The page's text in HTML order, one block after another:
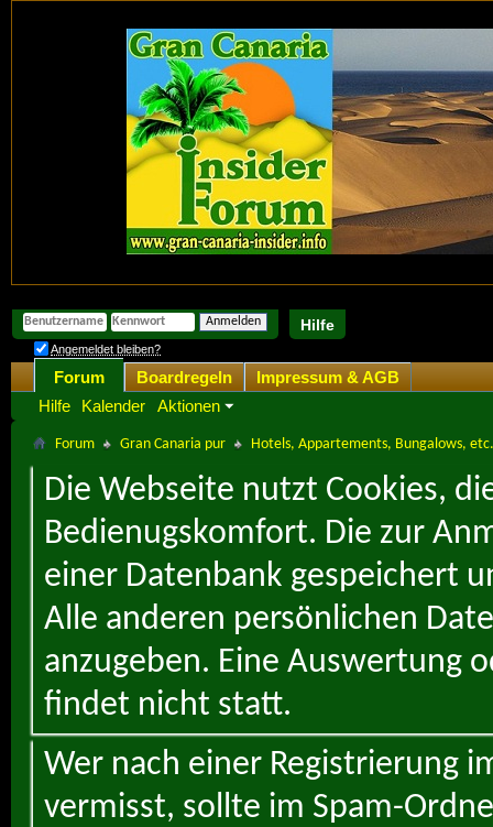
Hilfe
Angemeldet bleiben?
Forum
Hilfe
Kalender Aktionen
Boardregeln Impressum & AGB
Forum Gran Canaria pur Hotels, Appartements, Bungalows, etc.
Die Webseite nutzt Cookies,
Bedienugskomfort. Die zur
einer Datenbank gespeichert
Alle anderen persönlichen
anzugeben. Eine Auswertung
findet nicht statt.
Wer nach einer Registrierung
vermisst, sollte im Spam-